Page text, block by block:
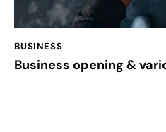
BUSINESS
Business opening &